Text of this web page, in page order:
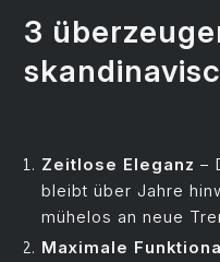
3
Zeitlose Eleganz –
bleibt über Jahre
mühelos an neue
Maximale